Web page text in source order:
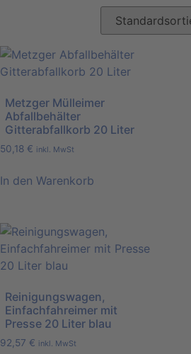
Metzger Mülleimer
Abfallbehälter
Gitterabfallkorb 20 Liter
50,18 € inkl. MwSt
In den Warenkorb
Reinigungswagen,
Einfachfahreimer mit
Presse 20 Liter blau
92,57 € inkl. MwSt